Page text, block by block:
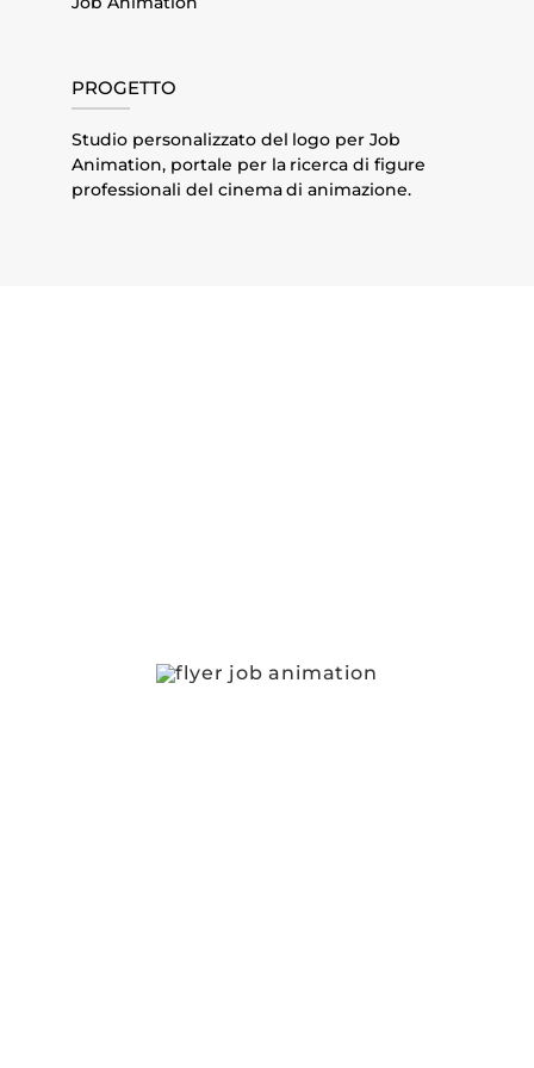
PROGETTO
Studio personalizzato del logo per Job
Animation, portale per la ricerca di figure
professionali del cinema di animazione.